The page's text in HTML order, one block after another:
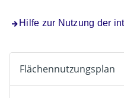
Hilfe zur Nutzung der